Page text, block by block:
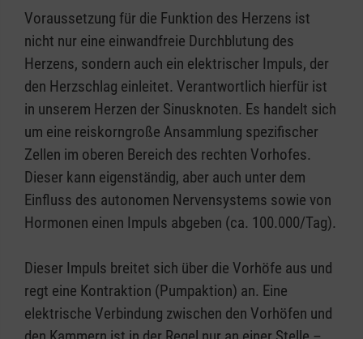
Voraussetzung für die Funktion des Herzens ist
nicht nur eine einwandfreie Durchblutung des
Herzens, sondern auch ein elektrischer Impuls, der
den Herzschlag einleitet. Verantwortlich hierfür ist
in unserem Herzen der Sinusknoten. Es handelt sich
um eine reiskorngroße Ansammlung spezifischer
Zellen im oberen Bereich des rechten Vorhofes.
Dieser kann eigenständig, aber auch unter dem
Einfluss des autonomen Nervensystems sowie von
Hormonen einen Impuls abgeben (ca. 100.000/Tag).
Dieser Impuls breitet sich über die Vorhöfe aus und
regt eine Kontraktion (Pumpaktion) an. Eine
elektrische Verbindung zwischen den Vorhöfen und